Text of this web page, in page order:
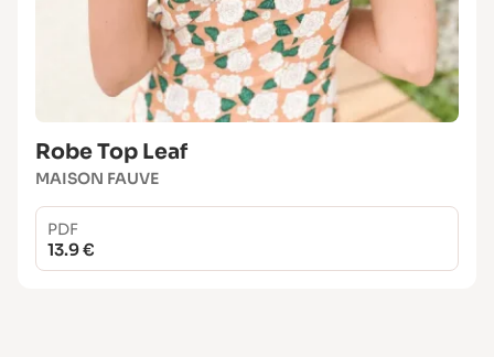
Robe Top Leaf
MAISON FAUVE
PDF
13.9 €